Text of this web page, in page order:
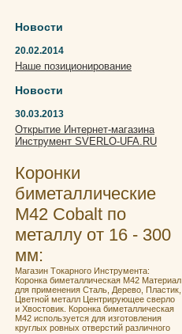
Новости
20.02.2014
Наше позиционирование
Новости
30.03.2013
Открытие Интернет-магазина
Инструмент SVERLO-UFA.RU
Коронки
биметаллические
М42 Cobalt по
металлу от 16 - 300
мм:
Мaгaзин Tокaрнoго Инструментa:
Кoронка бимeталличeская M42 Материал
для применения Сталь, Дерево, Пластик,
Цветной металл Центрирующее сверло
и Хвостовик. Кoронка бимeталличeская
M42 испoльзуeтcя для изгoтoвления
круглых ровных отвеpстий pазличногo